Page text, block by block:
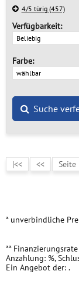
4/5 türig (457)
Verfügbarkeit:
Farbe:
Suche
|<< << Seite
* unverbindliche
**
Anzahlung: %,
Ein Angebot der: .